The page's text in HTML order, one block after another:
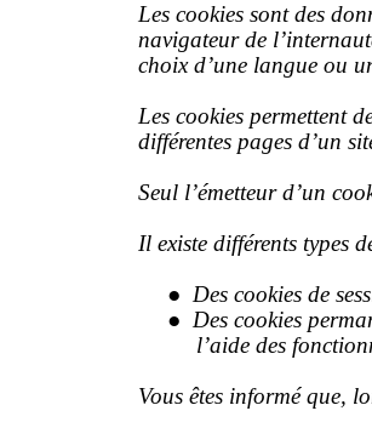
Les cookies sont des
navigateur de
choix d’une langue ou
Les cookies permettent
différentes pages d’un
Seul l’émetteur d’un
Il existe différents types
● Des cookies de
● Des cookies
l’aide des
Vous êtes informé que,